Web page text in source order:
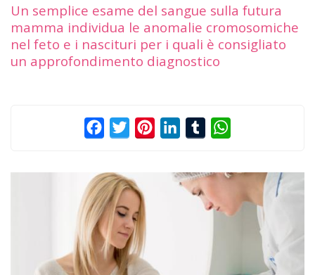
Un semplice esame del sangue sulla futura
mamma individua le anomalie cromosomiche
nel feto e i nascituri per i quali è consigliato
un approfondimento diagnostico
FacebookTwitterPinterestLinkedInTumblr